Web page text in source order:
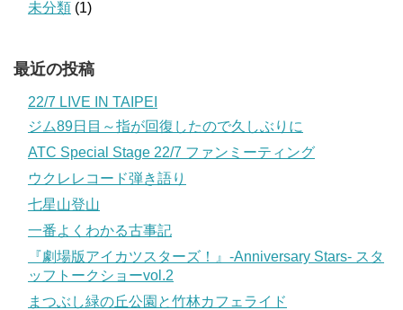
未分類 (1)
最近の投稿
22/7 LIVE IN TAIPEI
ジム89日目～指が回復したので久しぶりに
ATC Special Stage 22/7 ファンミーティング
ウクレレコード弾き語り
七星山登山
一番よくわかる古事記
『劇場版アイカツスターズ！』-Anniversary Stars- スタ
ッフトークショーvol.2
まつぶし緑の丘公園と竹林カフェライド